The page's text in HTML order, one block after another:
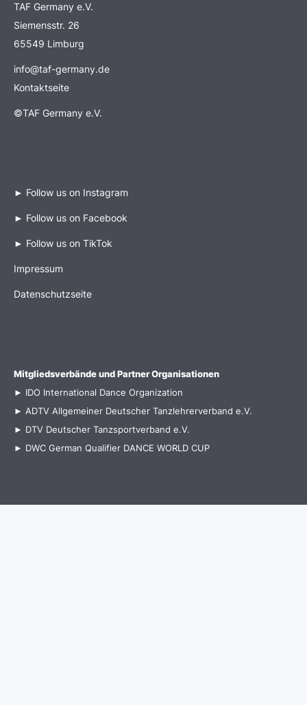
TAF Germany e.V.
Siemensstr. 26
65549 Limburg
info@taf-germany.de
Kontaktseite
©TAF Germany e.V.
► Follow us on Instagram
► Follow us on Facebook
► Follow us on TikTok
Impressum
Datenschutzseite
Mitgliedsverbände und Partner Organisationen
► IDO International Dance Organization
► ADTV Allgemeiner Deutscher Tanzlehrerverband e.V.
► DTV Deutscher Tanzsportverband e.V.
► DWC German Qualifier DANCE WORLD CUP